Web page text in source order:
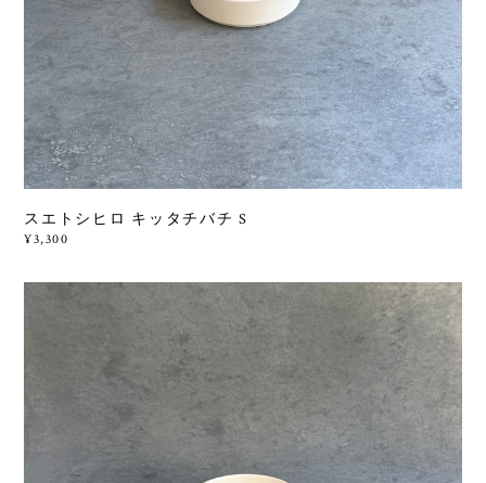
スエトシヒロ キッタチバチ S
¥3,300